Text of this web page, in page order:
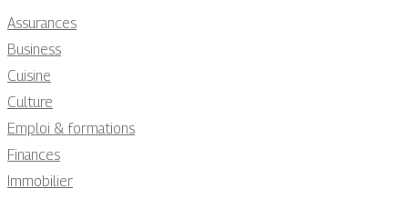
Assurances
Business
Cuisine
Culture
Emploi & formations
Finances
Immobilier